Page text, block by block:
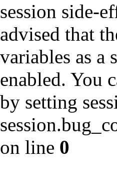
session side-
advised that
variables as a
enabled. You
by setting
on line 0